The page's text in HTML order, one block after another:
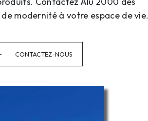
modernité à votre espace de vie.
CONTACTEZ-NOUS